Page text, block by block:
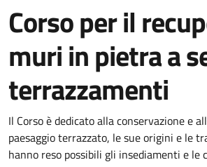
Corso per il
muri in pietra a
terrazzamenti
Il Corso è dedicato alla conservazione e
paesaggio terrazzato, le sue origini e le
hanno reso possibili gli insediamenti e le